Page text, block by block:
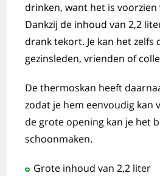
drinken, want het is voorzien
Dankzij de inhoud van 2,2
drank tekort. Je kan het zelfs
gezinsleden, vrienden of
De thermoskan heeft
zodat je hem eenvoudig kan
de grote opening kan je het
schoonmaken.
Grote inhoud van 2,2 liter